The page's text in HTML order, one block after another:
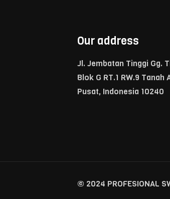
Our address
Jl. Jembatan Tinggi Gg.
Blok G RT.1 RW.9 Tanah
Pusat, Indonesia 10240
© 2024 PROFESIONAL